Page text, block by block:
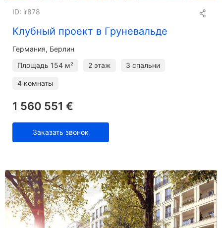
Клубный проект в Груневальде
ID: ir878
Германия, Берлин
Площадь 154 м² 2 этаж 3 спальни
4 комнаты
1 560 551 €
Заказать звонок